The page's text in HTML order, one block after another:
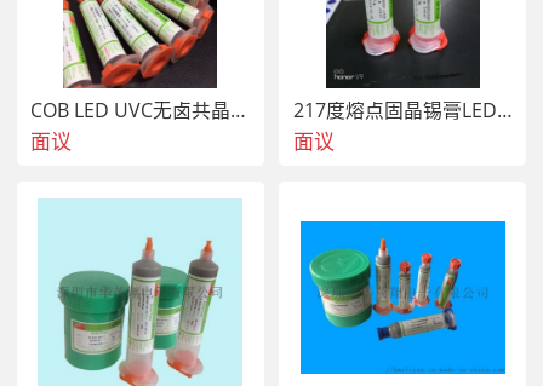
COB LED UVC无卤共晶助焊膏助焊剂
面议
217度熔点固晶锡膏LED倒装芯片高温固晶锡膏
面议